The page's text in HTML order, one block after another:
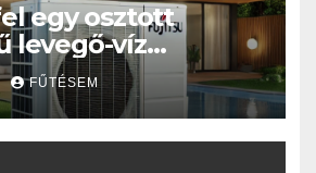
egy osztott
levegő-víz
fűtésrendszer
FŰTÉSEM